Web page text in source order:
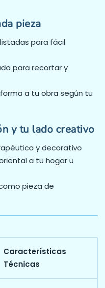
pieza
para fácil
para recortar y
a tu obra según tu
y tu lado creativo
y decorativo
a tu hogar u
pieza de
Características
Técnicas